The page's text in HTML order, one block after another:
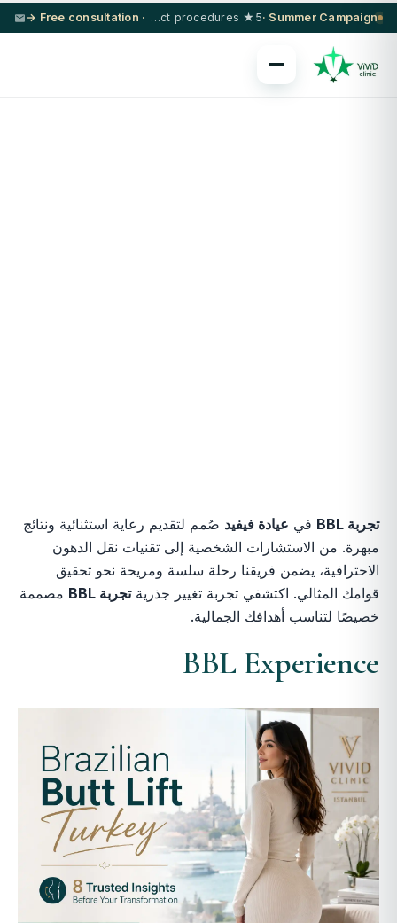
Summer Campaign ·
5★ hotel + VIP transfer on select procedures
· Free consultation →
تجربة BBL في عيادة فيفيد صُمم لتقديم رعاية استثنائية ونتائج
مبهرة. من الاستشارات الشخصية إلى تقنيات نقل الدهون
الاحترافية، يضمن فريقنا رحلة سلسة ومريحة نحو تحقيق
قوامك المثالي. اكتشفي تجربة تغيير جذريةتجربة BBL
مصممة
خصيصًا لتناسب أهدافك الجمالية.
BBL Experience